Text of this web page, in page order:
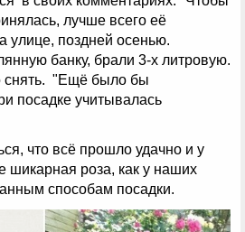
лучше всего её
улице, поздней осенью.
банку, брали 3-х литровую.
снять. "Ещё было бы
посадке учитывалась
что всё прошло удачно и у
шикарная роза, как у наших
способам посадки.